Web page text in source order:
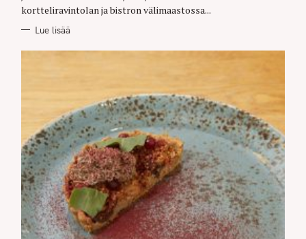
kortteliravintolan ja bistron välimaastossa...
Lue lisää